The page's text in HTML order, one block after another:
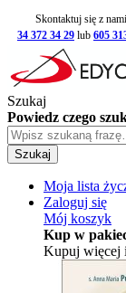
Skontaktuj się z
34 372 34 29 lub 605
Szukaj
Powiedz czego
Szukaj
Moja lista
Zaloguj się
Mój koszyk
Kup w
Kupuj więcej